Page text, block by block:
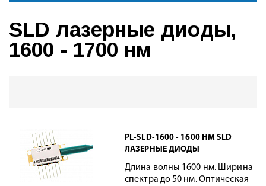
SLD лазерные диоды,
1600 - 1700 нм
PL-SLD-1600 - 1600 НМ SLD
ЛАЗЕРНЫЕ ДИОДЫ
Длина волны 1600 нм. Ширина
спектра до 50 нм. Оптическая